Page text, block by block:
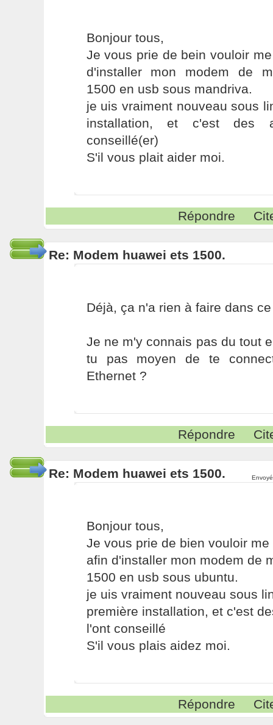
Bonjour tous,
Je vous prie de bein vouloir
d'installer mon modem de
1500 en usb sous mandriva.
je uis vraiment nouveau sous
installation, et c'est des
conseillé(er)
S'il vous plait aider moi.
Répondre
Re: Modem huawei ets 1500.
Déjà, ça n'a rien à faire dans
Je ne m'y connais pas du tout
tu pas moyen de te
Ethernet ?
Répondre
Re: Modem huawei ets 1500.
Bonjour tous,
Je vous prie de bien vouloir
afin d'installer mon modem de
1500 en usb sous ubuntu.
je uis vraiment nouveau sous
première installation, et c'est
l'ont conseillé
S'il vous plais aidez moi.
Répondre